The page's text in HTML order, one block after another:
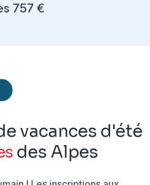
757 €
vacances d'été
des Alpes